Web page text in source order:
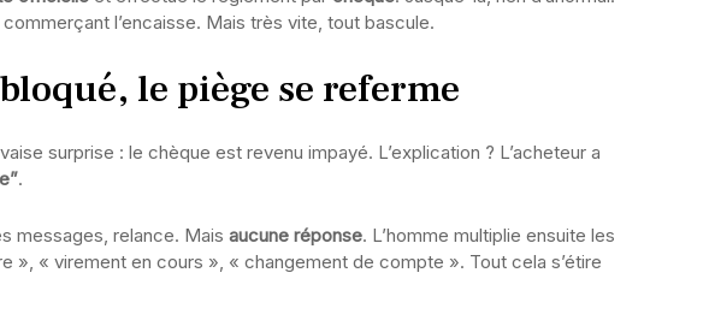
l’encaisse. Mais très vite, tout bascule.
le piège se referme
surprise : le chèque est revenu impayé. L’explication ? L’acheteur a
.
messages, relance. Mais aucune réponse. L’homme multiplie ensuite les
», « virement en cours », « changement de compte ». Tout cela s’étire